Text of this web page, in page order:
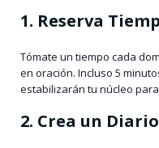
1. Reserva
Tómate un tiempo cada
en oración. Incluso 5
estabilizarán tu núcleo
2. Crea un